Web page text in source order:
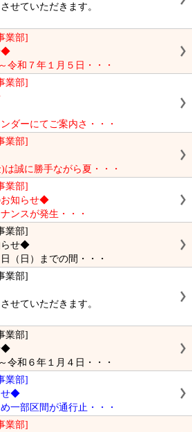
せていただきます。
業部]
◆
令和７年１月５日・・・
業部]
ダーにてご案内さ・・・
業部]
誠に勝手ながら夏・・・
業部]
知らせ◆
ンスが発生・・・
業部]
らせ◆
（日）までの間・・・
業部]
せていただきます。
業部]
◆
令和６年１月４日・・・
業部]
せ◆
一部区間が通行止・・・
業部]